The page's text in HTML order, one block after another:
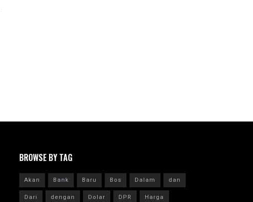
BROWSE BY TAG
Akan Bank Baru Bos Dalam
dan
Dari
dengan Dolar DPR Harga